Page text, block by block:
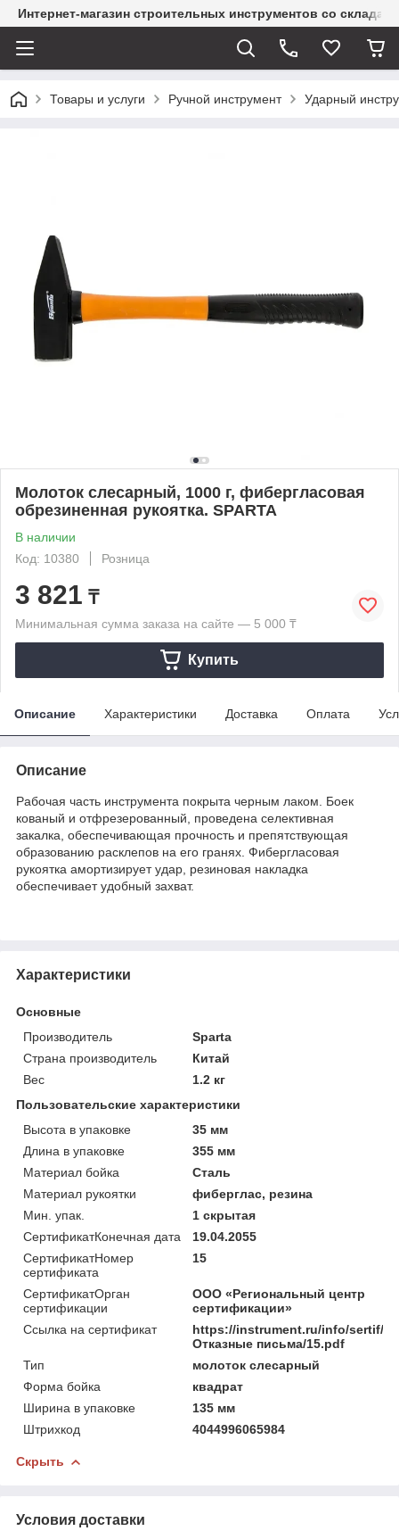
Интернет-магазин строительных инструментов со склада
Товары и услуги Ручной инструмент Ударный
Молоток слесарный, 1000 г, фибергласовая
обрезиненная рукоятка. SPARTA
В наличии
Код: 10380
Розница
3 821 ₸
Минимальная сумма заказа на сайте — 5 000 ₸
Купить
Описание Характеристики Доставка Оплата
Описание
Рабочая часть инструмента покрыта черным лаком. Боек
кованый и отфрезерованный, проведена селективная
закалка, обеспечивающая прочность и препятствующая
образованию расклепов на его гранях. Фибергласовая
рукоятка амортизирует удар, резиновая накладка
обеспечивает удобный захват.
Характеристики
Основные
Производитель
Sparta
Страна производитель
Китай
Вес
1.2 кг
Пользовательские характеристики
Высота в упаковке
35 мм
Длина в упаковке
355 мм
Материал бойка
Сталь
Материал рукоятки
фиберглас, резина
Мин. упак.
1 скрытая
СертификатКонечная дата
19.04.2055
СертификатНомер
сертификата
15
СертификатОрган
сертификации
ООО «Региональный центр
сертификации»
Ссылка на сертификат
https://instrument.ru/info/sertif/
Отказные письма/15.pdf
Тип
молоток слесарный
Форма бойка
квадрат
Ширина в упаковке
135 мм
Штрихкод
4044996065984
Скрыть
Условия доставки